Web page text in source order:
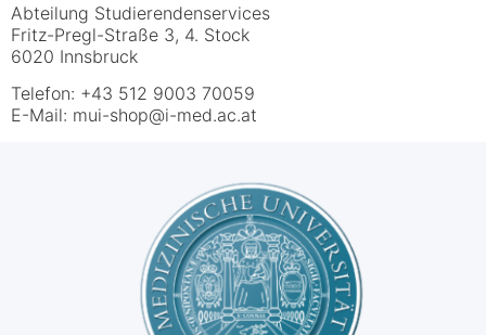
Abteilung Studierendenservices
Fritz-Pregl-Straße 3, 4. Stock
6020 Innsbruck
Telefon: +43 512 9003 70059
E-Mail: mui-shop@i-med.ac.at